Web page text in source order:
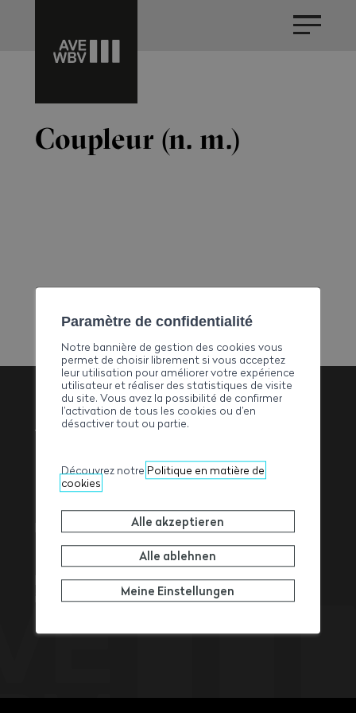
Coupleur (n. m.)
Walliser
Baumeisterverband
Rue de l’Avenir 11
1950 Sitten
Tel. +41 27 327 32 32
Fax +41 27 327 32 82
info@ave-wbv.ch
Paramètre de confidentialité
Notre bannière de gestion des cookies vous
permet de choisir librement si vous acceptez
leur utilisation pour améliorer votre expérience
utilisateur et réaliser des statistiques de visite
du site. Vous avez la possibilité de confirmer
l’activation de tous les cookies ou d’en
désactiver tout ou partie.
Découvrez notre Politique en matière de
cookies
Alle akzeptieren
Alle ablehnen
Meine Einstellungen